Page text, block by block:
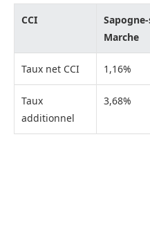
CCI
Marche
Taux net CCI 1,16%
Taux
additionnel
3,68%